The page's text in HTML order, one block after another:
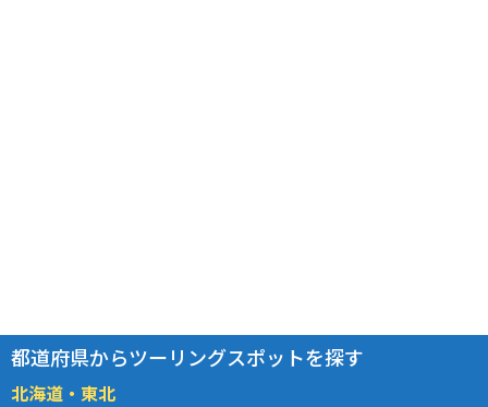
都道府県からツーリングスポットを探す
北海道・東北